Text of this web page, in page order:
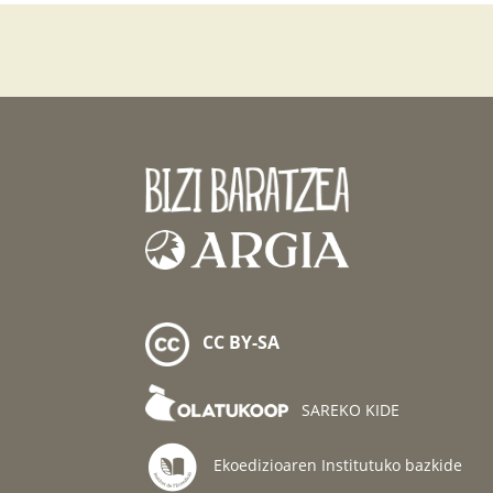
CC BY-SA
SAREKO KIDE
Ekoedizioaren Institutuko bazkide